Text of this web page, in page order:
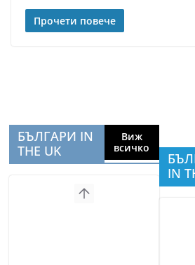
Прочети повече
БЪЛГАРИ IN
THE UK
Виж
всичко
IN